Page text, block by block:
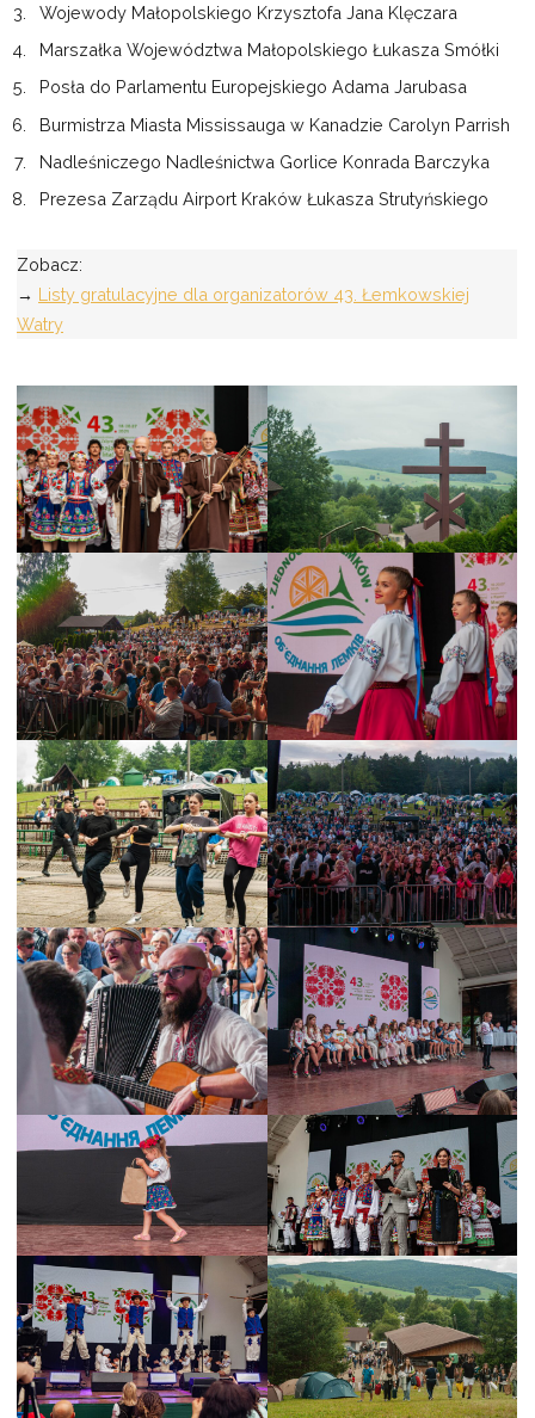
Wojewody Małopolskiego Krzysztofa Jana Klęczara
Marszałka Województwa Małopolskiego Łukasza Smółki
Posła do Parlamentu Europejskiego Adama Jarubasa
Burmistrza Miasta Mississauga w Kanadzie Carolyn Parrish
Nadleśniczego Nadleśnictwa Gorlice Konrada Barczyka
Prezesa Zarządu Airport Kraków Łukasza Strutyńskiego
Zobacz:
→ Listy gratulacyjne dla organizatorów 43. Łemkowskiej
Watry